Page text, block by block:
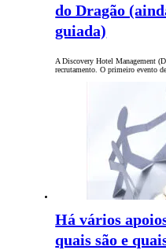
do Dragão
guiada)
A Discovery Hotel Management
recrutamento. O primeiro evento
Há vários
quais são e